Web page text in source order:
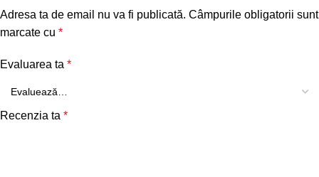
Adresa ta de email nu va fi publicată. Câmpurile obligatorii sunt
marcate cu *
Evaluarea ta *
Recenzia ta *